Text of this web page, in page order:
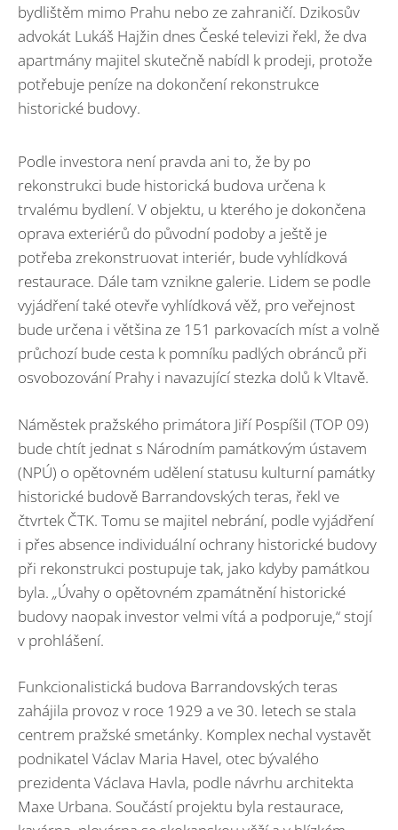
bydlištěm mimo Prahu nebo ze zahraničí. Dzikosův
advokát Lukáš Hajžin dnes České televizi řekl, že dva
apartmány majitel skutečně nabídl k prodeji, protože
potřebuje peníze na dokončení rekonstrukce
historické budovy.
Podle investora není pravda ani to, že by po
rekonstrukci bude historická budova určena k
trvalému bydlení. V objektu, u kterého je dokončena
oprava exteriérů do původní podoby a ještě je
potřeba zrekonstruovat interiér, bude vyhlídková
restaurace. Dále tam vznikne galerie. Lidem se podle
vyjádření také otevře vyhlídková věž, pro veřejnost
bude určena i většina ze 151 parkovacích míst a volně
průchozí bude cesta k pomníku padlých obránců při
osvobozování Prahy i navazující stezka dolů k Vltavě.
Náměstek pražského primátora Jiří Pospíšil (TOP 09)
bude chtít jednat s Národním památkovým ústavem
(NPÚ) o opětovném udělení statusu kulturní památky
historické budově Barrandovských teras, řekl ve
čtvrtek ČTK. Tomu se majitel nebrání, podle vyjádření
i přes absence individuální ochrany historické budovy
při rekonstrukci postupuje tak, jako kdyby památkou
byla. „Úvahy o opětovném zpamátnění historické
budovy naopak investor velmi vítá a podporuje,“ stojí
v prohlášení.
Funkcionalistická budova Barrandovských teras
zahájila provoz v roce 1929 a ve 30. letech se stala
centrem pražské smetánky. Komplex nechal vystavět
podnikatel Václav Maria Havel, otec bývalého
prezidenta Václava Havla, podle návrhu architekta
Maxe Urbana. Součástí projektu byla restaurace,